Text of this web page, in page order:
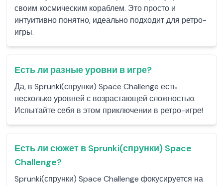
своим космическим кораблем. Это просто и
интуитивно понятно, идеально подходит для ретро-
игры.
Есть ли разные уровни в игре?
Да, в Sprunki(спрунки) Space Challenge есть
несколько уровней с возрастающей сложностью.
Испытайте себя в этом приключении в ретро-игре!
Есть ли сюжет в Sprunki(спрунки) Space
Challenge?
Sprunki(спрунки) Space Challenge фокусируется на